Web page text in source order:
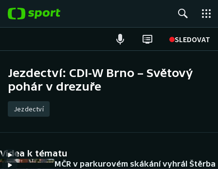
SLEDOVAT
Hokej
Tenis
Atletika
Cyklistika
Jezdectví: CDI-W Brno – Světový
pohár v drezuře
Jezdectví
Videa k tématu
MČR v parkurovém skákání vyhrál Štěrba